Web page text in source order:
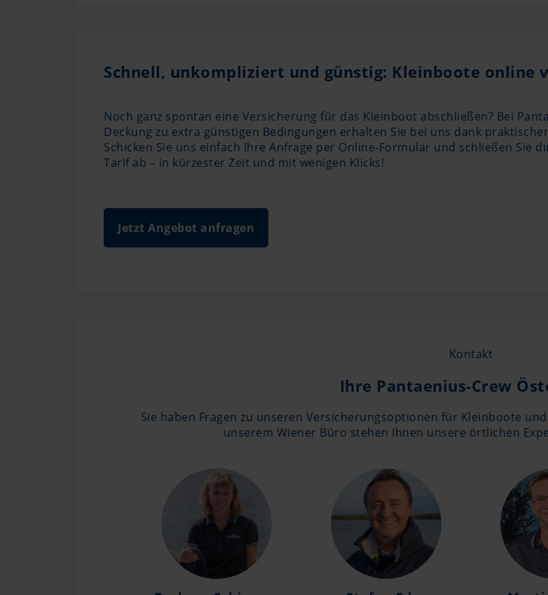
Schnell, unkompliziert und günstig: Kleinboote online
Noch ganz spontan eine Versicherung für das Kleinboot abschließen? Bei
Deckung zu extra günstigen Bedingungen erhalten Sie bei uns dank
Schicken Sie uns einfach Ihre Anfrage per Online-Formular und schließen Sie
Tarif ab – in kürzester Zeit und mit wenigen Klicks!
Jetzt Angebot anfragen
Kontakt
Ihre Pantaenius-Crew
Sie haben Fragen zu unseren Versicherungsoptionen für Kleinboote
unserem Wiener Büro stehen Ihnen unsere örtlichen